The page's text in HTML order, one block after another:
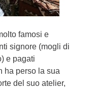
famosi e
signore (mogli di
e pagati
ha perso la sua
del suo atelier,